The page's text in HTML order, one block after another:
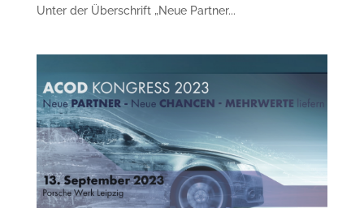
Unter der Überschrift „Neue Partner...